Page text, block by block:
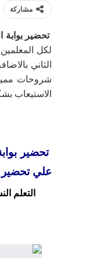
مشاركة
تحضير
لكل
الثاني
شروحات
الاستيعاب
تحضير
علي تحضير
التعلم